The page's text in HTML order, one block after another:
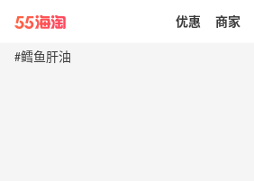
带你去官网买正品
优惠 商家
#鳕鱼肝油